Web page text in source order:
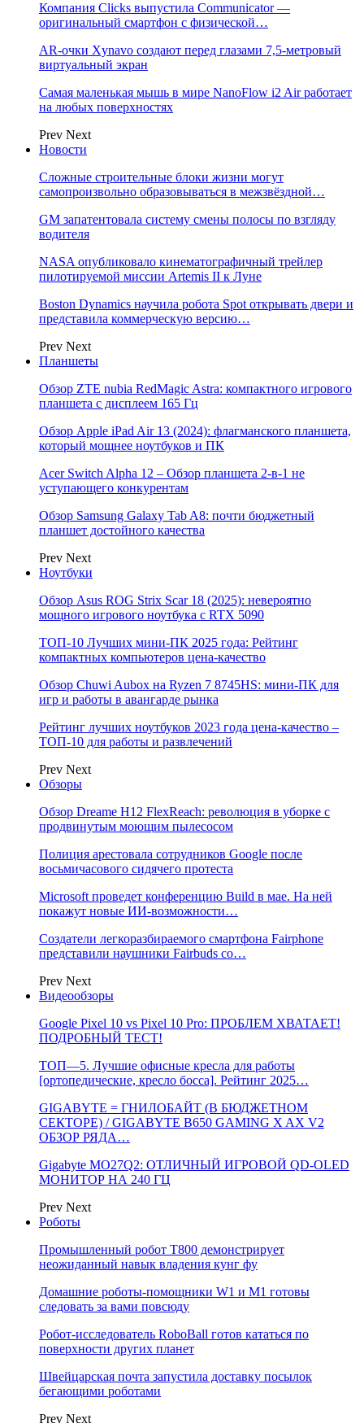
Компания Clicks выпустила Communicator —
оригинальный смартфон с физической…
AR-очки Xynavo создают перед глазами 7,5-метровый
виртуальный экран
Самая маленькая мышь в мире NanoFlow i2 Air работает
на любых поверхностях
Prev Next
Новости
Сложные строительные блоки жизни могут
самопроизвольно образовываться в межзвёздной…
GM запатентовала систему смены полосы по взгляду
водителя
NASA опубликовало кинематографичный трейлер
пилотируемой миссии Artemis II к Луне
Boston Dynamics научила робота Spot открывать двери и
представила коммерческую версию…
Prev Next
Планшеты
Обзор ZTE nubia RedMagic Astra: компактного игрового
планшета с дисплеем 165 Гц
Обзор Apple iPad Air 13 (2024): флагманского планшета,
который мощнее ноутбуков и ПК
Acer Switch Alpha 12 – Обзор планшета 2-в-1 не
уступающего конкурентам
Обзор Samsung Galaxy Tab A8: почти бюджетный
планшет достойного качества
Prev Next
Ноутбуки
Обзор Asus ROG Strix Scar 18 (2025): невероятно
мощного игрового ноутбука с RTX 5090
ТОП-10 Лучших мини-ПК 2025 года: Рейтинг
компактных компьютеров цена-качество
Обзор Chuwi Aubox на Ryzen 7 8745HS: мини-ПК для
игр и работы в авангарде рынка
Рейтинг лучших ноутбуков 2023 года цена-качество –
ТОП-10 для работы и развлечений
Prev Next
Обзоры
Обзор Dreame H12 FlexReach: революция в уборке с
продвинутым моющим пылесосом
Полиция арестовала сотрудников Google после
восьмичасового сидячего протеста
Microsoft проведет конференцию Build в мае. На ней
покажут новые ИИ-возможности…
Создатели легкоразбираемого смартфона Fairphone
представили наушники Fairbuds со…
Prev Next
Видеообзоры
Google Pixel 10 vs Pixel 10 Pro: ПРОБЛЕМ ХВАТАЕТ!
ПОДРОБНЫЙ ТЕСТ!
ТОП—5. Лучшие офисные кресла для работы
[ортопедические, кресло босса]. Рейтинг 2025…
GIGABYTE = ГНИЛОБАЙТ (В БЮДЖЕТНОМ
СЕКТОРЕ) / GIGABYTE B650 GAMING X AX V2
ОБЗОР РЯДА…
Gigabyte MO27Q2: ОТЛИЧНЫЙ ИГРОВОЙ QD-OLED
МОНИТОР НА 240 ГЦ
Prev Next
Роботы
Промышленный робот Т800 демонстрирует
неожиданный навык владения кунг фу
Домашние роботы-помощники W1 и M1 готовы
следовать за вами повсюду
Робот-исследователь RoboBall готов кататься по
поверхности других планет
Швейцарская почта запустила доставку посылок
бегающими роботами
Prev Next